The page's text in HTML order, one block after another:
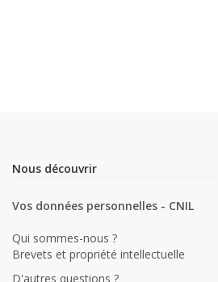
Nous découvrir
Vos données personnelles - CNIL
Qui sommes-nous ?
Brevets et propriété intellectuelle
D'autres questions ?